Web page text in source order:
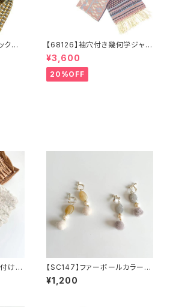
スト
防
鳥
ル
テ
【68126】袖穴付き幾何学ジャガ
ードストール【送料無料】袖付き
ストール ジャガード織り リバ
ーシブル 幾何学柄 防寒 フ
リンジ 秋冬 羽織 ポンチ
¥3,600
20%OFF
け襟
け襟
【SC147】ファーボールカラーイ
ヤリング【送料無料】ファーイヤ
リング フェイクファー ポンポ
¥1,200